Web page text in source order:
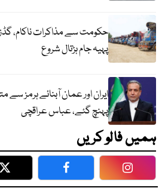
حکومت سے مذاکرات ناکام،
پہیہ جام ہڑتال شروع
ایران اور عمان آبنائے ہرمز
پہنچ گئے، عباس عراقچی
ہمیں فالو کریں
Twitter Facebook